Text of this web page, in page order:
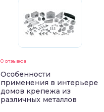
0 отзывов
Особенности
применения в интерьере
домов крепежа из
различных металлов